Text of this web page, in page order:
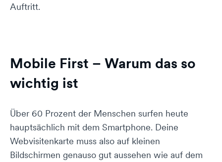
Auftritt.
Mobile First – Warum das so
wichtig ist
Über 60 Prozent der Menschen surfen heute
hauptsächlich mit dem Smartphone. Deine
Webvisitenkarte muss also auf kleinen
Bildschirmen genauso gut aussehen wie auf dem